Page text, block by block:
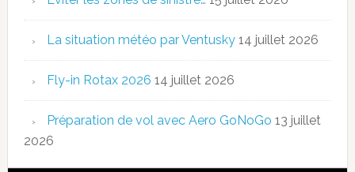
La situation météo par Ventusky 14 juillet 2026
Fly-in Rotax 2026 14 juillet 2026
Préparation de vol avec Aero GoNoGo 13 juillet
2026